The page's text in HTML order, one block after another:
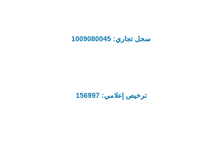
سجل تجاري: 1009080045
ترخيص إعلامي: 156997